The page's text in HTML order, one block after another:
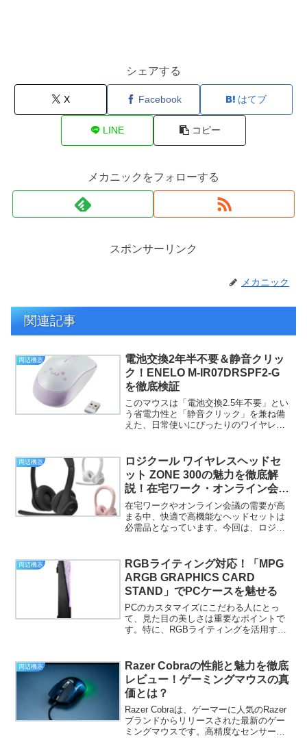
シェアする
X Facebook はてブ
LINE コピー
メカニックをフォローする
スポンサーリンク
メカニック
関連記事
周辺機器
電池交換2年半不要＆静音クリッ
ク！ENELO M-IR07DRSPF2-G
を徹底検証
このマウスは「電池交換2.5年不要」とい
う省電力性と「静音クリック」を兼ね備
えた、日常使いにぴったりのワイヤレス
すくまとめてご紹介します。ENELO M-
IR07DRS...
周辺機器
ロジクール ワイヤレスヘッドセ
ット ZONE 300の魅力を徹底解
説！在宅ワーク・オンライン会議
に最適な選択肢
在宅ワークやオンライン会議の需要が高
まる中、快適で高機能なヘッドセットは
必需品となっています。今回は、ロジク
能、そしておすすめのポイントについて
詳しく解説しま...
周辺機器
RGBライティング対応！「MPG
ARGB GRAPHICS CARD
STAND」でPCケースを魅せる
PCのカスタマイズにこだわる人にとっ
て、見た目の美しさは重要なポイントで
す。特に、RGBライティングを活用すれ
を搭載する場合、重量によるたわみやマ
ザーボードへの負荷が心...
周辺機器
Razer Cobraの性能と魅力を徹底
レビュー！ゲーミングマウスの真
価とは？
Razer Cobraは、ゲーマーに人気のRazer
ブランドからリリースされた最新のゲー
ミングマウスです。高精度なセンサー、